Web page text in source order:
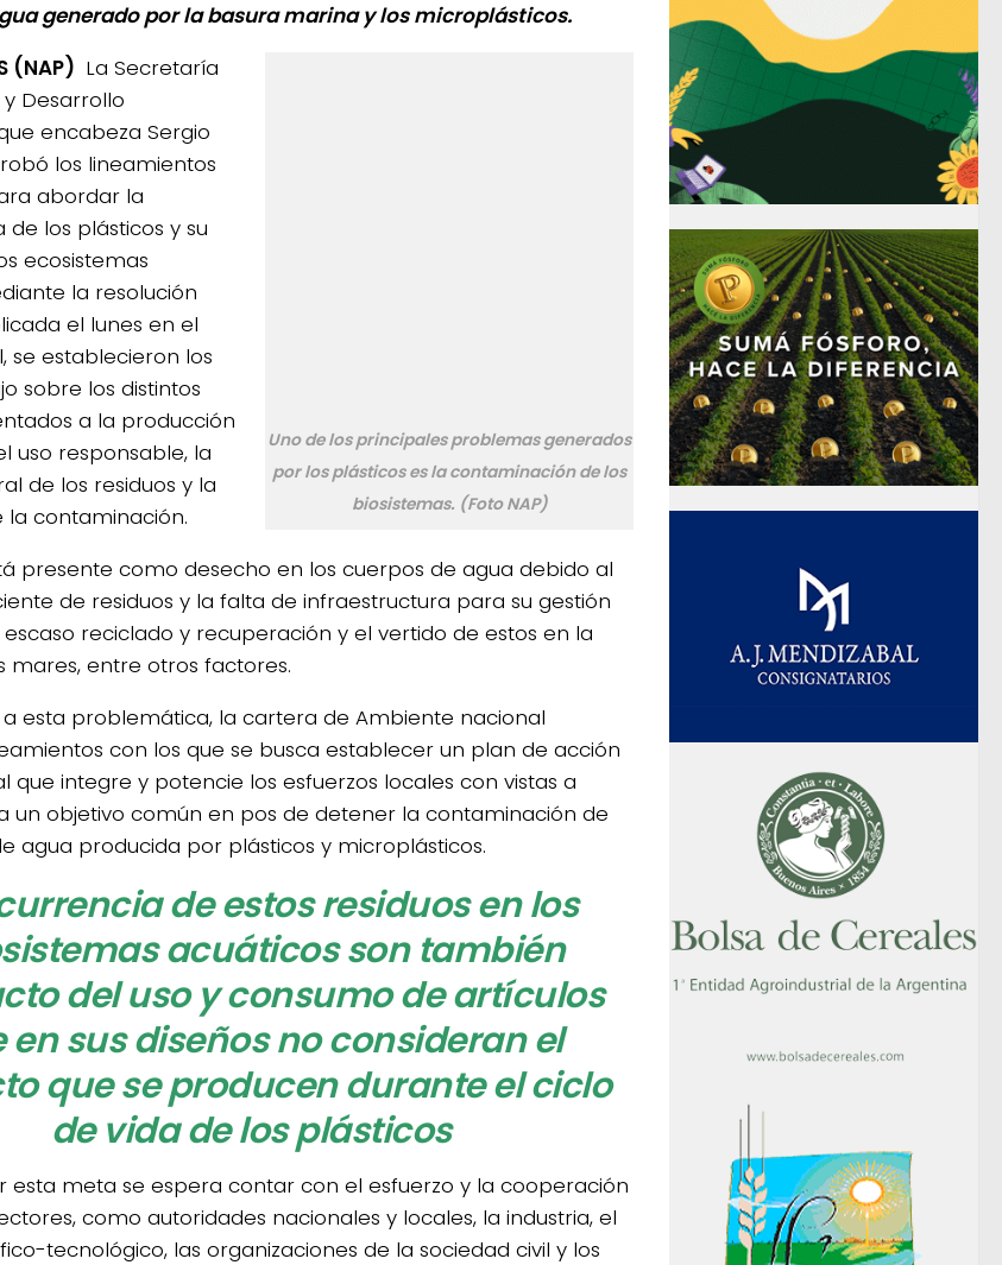
generado por la basura marina y los microplásticos.
Uno de los principales problemas generados
por los plásticos es la contaminación de los
biosistemas. (Foto NAP)
(NAP) La Secretaría
Desarrollo
encabeza Sergio
los lineamientos
abordar la
los plásticos y su
ecosistemas
la resolución
el lunes en el
se establecieron los
sobre los distintos
a la producción
uso responsable, la
de los residuos y la
la contaminación.
presente como desecho en los cuerpos de agua debido al
de residuos y la falta de infraestructura para su gestión
reciclado y recuperación y el vertido de estos en la
mares, entre otros factores.
a esta problemática, la cartera de Ambiente nacional
con los que se busca establecer un plan de acción
que integre y potencie los esfuerzos locales con vistas a
un objetivo común en pos de detener la contaminación de
agua producida por plásticos y microplásticos.
de estos residuos en los
acuáticos son también
del uso y consumo de artículos
en sus diseños no consideran el
que se producen durante el ciclo
de vida de los plásticos
esta meta se espera contar con el esfuerzo y la cooperación
como autoridades nacionales y locales, la industria, el
tecnológico, las organizaciones de la sociedad civil y los